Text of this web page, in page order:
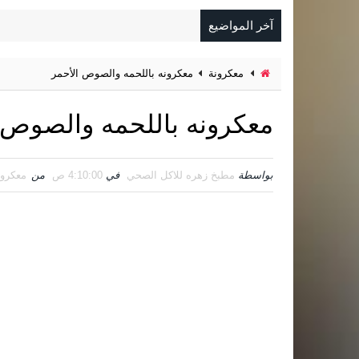
آخر المواضيع
معكرونة معكرونه باللحمه والصوص الأحمر
معكرونه باللحمه والصوص
بواسطة مطبخ زهره للاكل الصحي في 4:10:00 ص من